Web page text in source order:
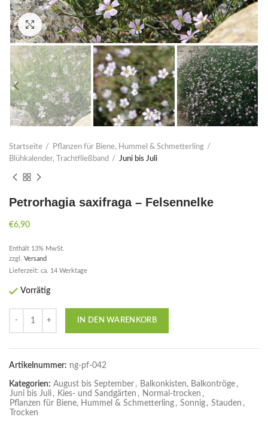
Click to enlarge
Startseite
Pflanzen für Biene, Hummel & Schmetterling
Blühkalender, Trachtfließband
Juni bis Juli
Petrorhagia saxifraga – Felsennelke
€6,90
Enthält 13% MwSt.
zzgl. Versand
Lieferzeit: ca. 14 Werktage
Vorrätig
IN DEN WARENKORB
Artikelnummer: ng-pf-042
Kategorien: August bis September , Balkonkisten, Balkontröge ,
Juni bis Juli , Kies- und Sandgärten , Normal-trocken ,
Pflanzen für Biene, Hummel & Schmetterling , Sonnig , Stauden ,
Trocken